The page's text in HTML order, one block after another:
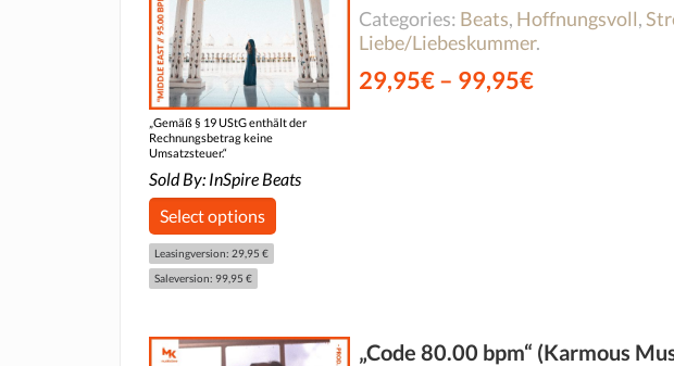
„Gemäß § 19 UStG enthält der
Rechnungsbetrag keine
Umsatzsteuer.“
Sold By: InSpire Beats
Select options
Leasingversion: 29,95 €
Saleversion: 99,95 €
Categories: Beats, Hoffnungsvoll,
Liebe/Liebeskummer.
29,95€– 99,95€
„Code 80.00 bpm“ (Karmous